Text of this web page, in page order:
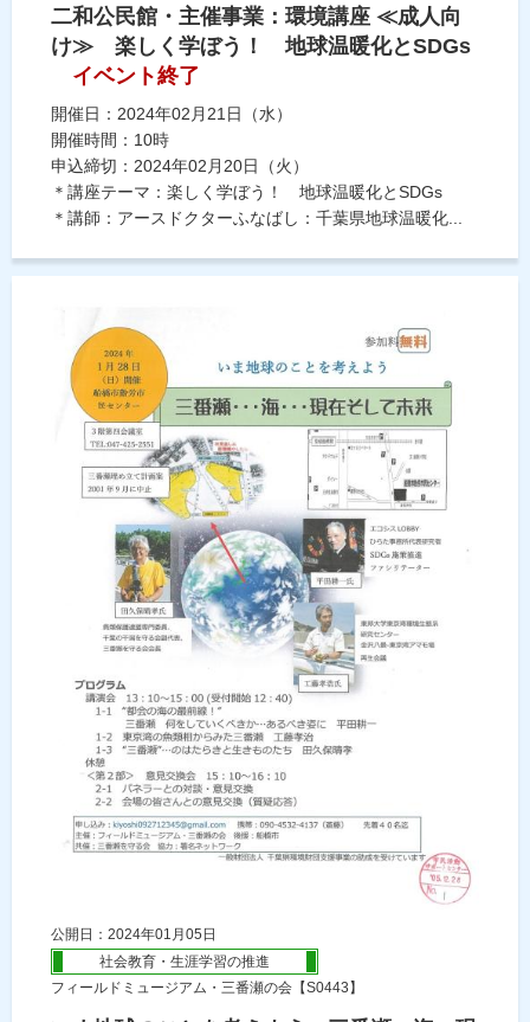
二和公民館・主催事業：環境講座 ≪成人向
け≫ 楽しく学ぼう！ 地球温暖化とSDGs
イベント終了
開催日：2024年02月21日（水）
開催時間：10時
申込締切：2024年02月20日（火）
＊講座テーマ：楽しく学ぼう！ 地球温暖化とSDGs
＊講師：アースドクターふなばし：千葉県地球温暖化...
公開日：2024年01月05日
社会教育・生涯学習の推進
フィールドミュージアム・三番瀬の会【S0443】